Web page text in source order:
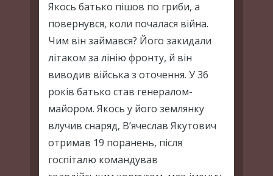
Якось батько пішов по гриби, а
повернувся, коли почалася війна.
Чим він займався? Його закидали
літаком за лінію фронту, й він
виводив війська з оточення. У 36
років батько став генералом-
майором. Якось у його землянку
влучив снаряд, В’ячеслав Якутович
отримав 19 поранень, після
госпіталю командував